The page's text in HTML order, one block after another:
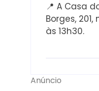
📍 A Casa
Borges,
às 13h30.
Anúncio